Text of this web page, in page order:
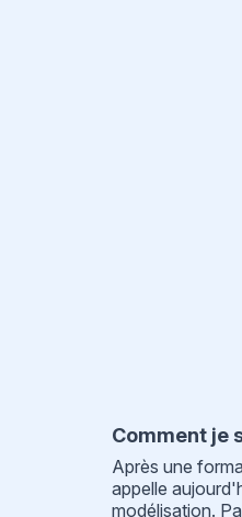
Comment je
Après une
appelle
modélisation.